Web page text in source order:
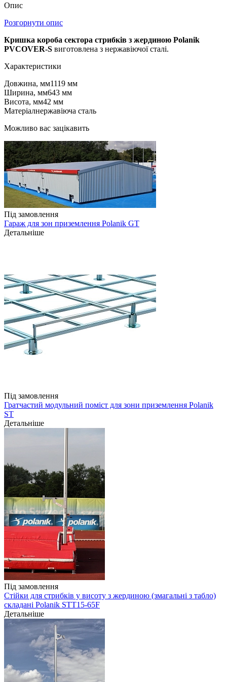
Опис
Розгорнути опис
Кришка короба сектора стрибків з жердиною Polanik
PVCOVER-S виготовлена ​​з нержавіючої сталі.
Характеристики
Довжина, мм1119 мм
Ширина, мм643 мм
Висота, мм42 мм
Матеріалнержавіюча сталь
Можливо вас зацікавить
Під замовлення
Гараж для зон приземлення Polanik GT
Детальніше
Під замовлення
Гратчастий модульний поміст для зони приземлення Polanik
ST
Детальніше
Під замовлення
Стійки для стрибків у висоту з жердиною (змагальні з табло)
складані Polanik STT15-65F
Детальніше